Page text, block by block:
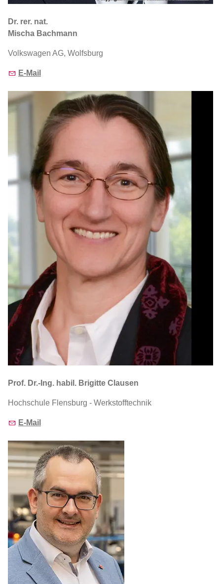
Dr. rer. nat.
Mischa Bachmann
Volkswagen AG, Wolfsburg
E-Mail
Prof. Dr.-Ing. habil. Brigitte Clausen
Hochschule Flensburg - Werkstofftechnik
E-Mail